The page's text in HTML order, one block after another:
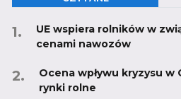
UE wspiera rolników w
cenami nawozów
Ocena wpływu kryzysu w
rynki rolne